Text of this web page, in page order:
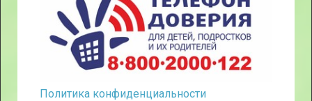
Политика конфиденциальности